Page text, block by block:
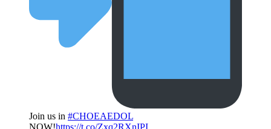
Join us in #CHOEAEDOL